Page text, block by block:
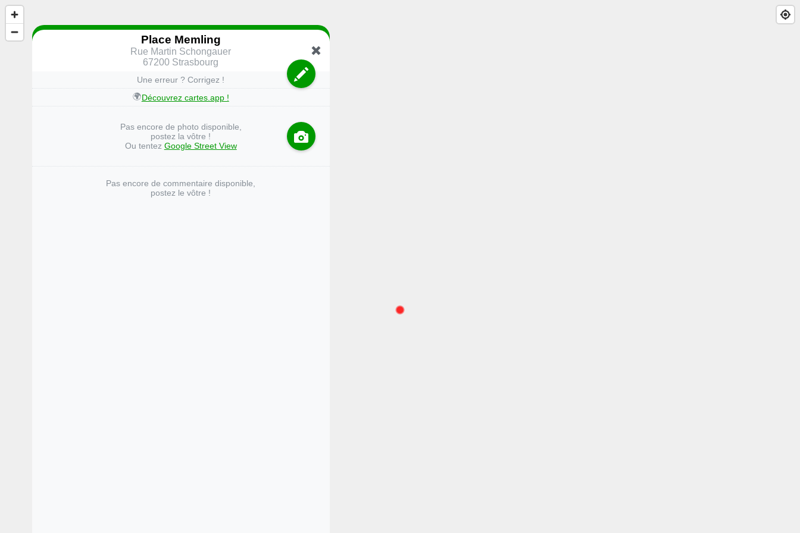
Place Memling
Rue Martin Schongauer
67200 Strasbourg
Une erreur ? Corrigez !
🌍Découvrez cartes.app !
Pas encore de photo disponible,
postez la vôtre !
Ou tentez Google Street View
Pas encore de commentaire disponible,
postez le vôtre !